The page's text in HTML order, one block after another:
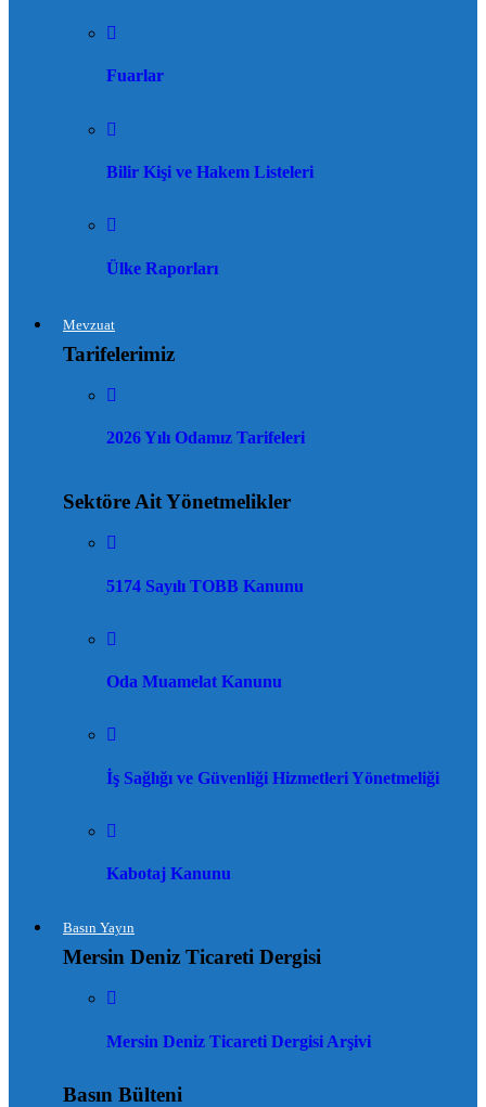
Fuarlar
Bilir Kişi ve Hakem Listeleri
Ülke Raporları
Mevzuat
Tarifelerimiz
2026 Yılı Odamız Tarifeleri
Sektöre Ait Yönetmelikler
5174 Sayılı TOBB Kanunu
Oda Muamelat Kanunu
İş Sağlığı ve Güvenliği Hizmetleri Yönetmeliği
Kabotaj Kanunu
Basın Yayın
Mersin Deniz Ticareti Dergisi
Mersin Deniz Ticareti Dergisi Arşivi
Basın Bülteni